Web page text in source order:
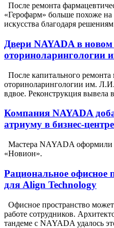
После ремонта
«Герофарм» больше похоже
искусства благодаря
Двери NAYADA в
оториноларингологии
После капитального
оториноларингологии им.
вдвое. Реконструкция
Компания NAYADA
атриуму в бизнес-
Мастера NAYADA оформили
«Новион».
Рациональное офисное
для Align Technology
Офисное пространство
работе сотрудников.
тандеме с NAYADA удалось